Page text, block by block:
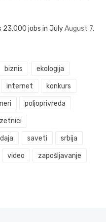
23,000 jobs in JulyAugust 7,
biznis ekologija
internet konkurs
poljoprivreda
saveti srbija
video zapošljavanje